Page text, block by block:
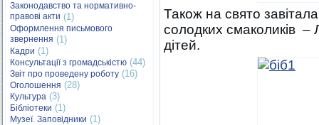
Законодавство та нормативно-
правові акти (1)
Оформлення письмового
звернення (1)
Кадри (1)
Консультації з громадськістю (44)
Звіт про проведену роботу (16)
Оголошення (28)
Культура (3)
Бібліотеки (1)
Музеї. Заповідники (1)
Також на свято
солодких смаколиків –
дітей.